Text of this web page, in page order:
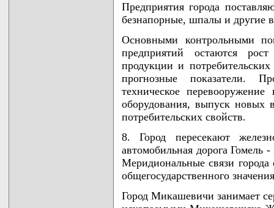
Предприятия города
безнапорные, шпалы и другие
Основными контрольными
предприятий остаются
продукции и
прогнозные показатели.
техническое
оборудования, выпуск новых
потребительских свойств.
8. Город пересекают
автомобильная дорога Гомель
Меридиональные связи
общегосударственного
Город Микашевичи занимает